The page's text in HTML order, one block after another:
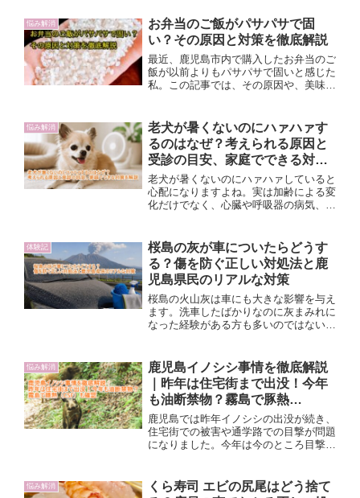
があるっていう話。なので早速近くのセ
リアで見つけて買ってきたらびっくりす
る位便利ではかどったのでおすすめ記
事！
悩み解消
お弁当のご飯がパサパサで固
い？その原因と対策を徹底解説
最近、鹿児島市内で購入したお弁当のご
飯が以前よりもパサパサで固いと感じた
私。この記事では、その原因や、美味し
弁当を選ぶポイントを詳しく解説してい
ます。忙しい毎日でも「美味しいお弁当
時間」を楽しむための情報満載です。
悩み解消
老犬が暑くないのにハァハァす
るのはなぜ？考えられる原因と
受診の目安、家庭でできる対策
を解説
老犬が暑くないのにハァハァしていると
心配になりますよね。実は加齢による変
化だけでなく、心臓や呼吸器の病気、痛
目安、家庭でできる対策を体験談を交え
ながら分かりやすく解説します。
体験記
桜島の灰が車についたらどうす
る？傷を防ぐ正しい対処法と鹿
児島県民のリアルな対策
桜島の火山灰は車にも大きな影響を与え
ます。洗車したばかりなのに灰まみれに
なった経験がある方も多いのではないで
いて、鹿児島市在住の筆者が実体験を交
えながら分かりやすく紹介します。
悩み解消
鹿児島イノシシ事情を徹底解説
｜昨年は住宅街まで出没！今年
も油断禁物？霧島で豚熱
（CSF）も確認
鹿児島では昨年イノシシの出没が続き、
住宅街での被害や通学路での目撃が問題
になりました。今年は今のところ目撃情
時期。霧島では豚熱（CSF）も確認さ
悩み解消
くら寿司 エビの尻尾はどう捨て